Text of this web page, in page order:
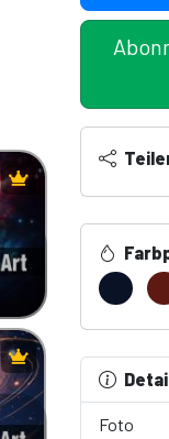
Foto